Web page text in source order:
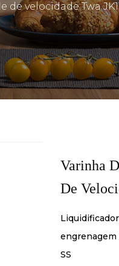
velocidade Twa
Varinha
De
engrenagem
SS